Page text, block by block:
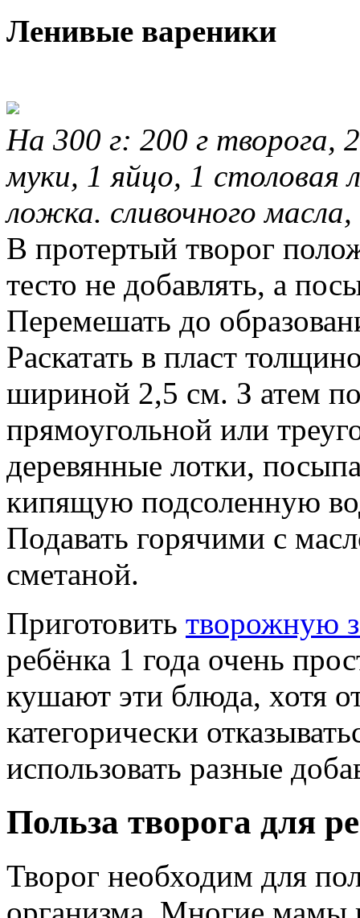
Ленивые вареники
На 300 г: 200 г творога,
муки, 1 яйцо, 1 столовая
ложка. сливочного
В протертый творог
тесто не добавлять, а
Перемешать до
Раскатать в пласт
шириной 2,5 см. З атем
прямоугольной или
деревянные лотки,
кипящую подсоленную
Подавать горячими с
сметаной.
Приготовить творожную
ребёнка 1 года очень
кушают эти блюда, хотя
категорически
использовать разные
Польза творога для
Творог необходим для